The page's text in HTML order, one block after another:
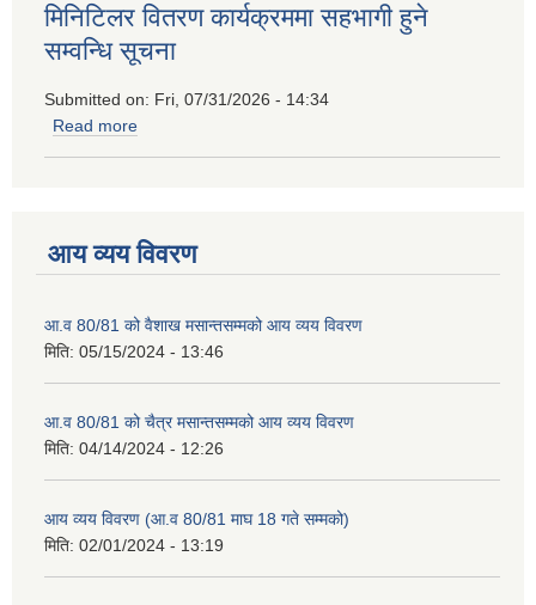
मिनिटिलर वितरण कार्यक्रममा सहभागी हुने
सम्वन्धि सूचना
Submitted on: Fri, 07/31/2026 - 14:34
Read more
आय व्यय विवरण
आ.व 80/81 को वैशाख मसान्तसम्मको आय व्यय विवरण
मिति: 05/15/2024 - 13:46
आ.व 80/81 को चैत्र मसान्तसम्मको आय व्यय विवरण
मिति: 04/14/2024 - 12:26
आय व्यय विवरण (आ.व 80/81 माघ 18 गते सम्मको)
मिति: 02/01/2024 - 13:19